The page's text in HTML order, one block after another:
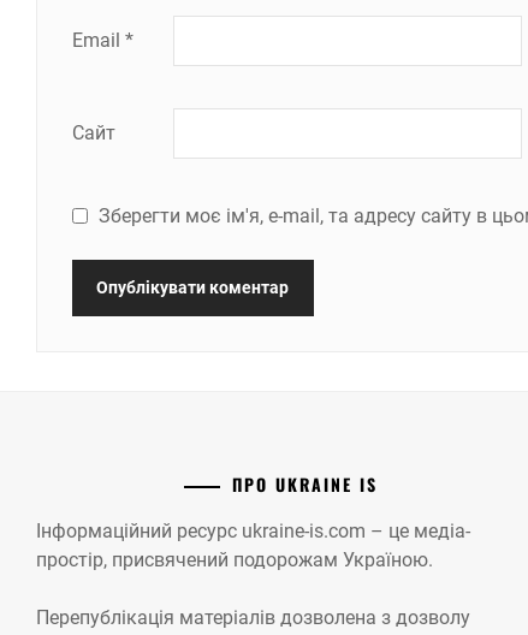
Email *
Сайт
Зберегти моє ім'я, e-mail, та адресу сайту в
ПРО UKRAINE IS
Інформаційний ресурс ukraine-is.com – це медіа-
простір, присвячений подорожам Україною.
Перепублікація матеріалів дозволена з дозволу